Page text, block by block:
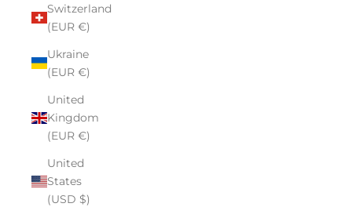
Switzerland
(EUR €)
Ukraine
(EUR €)
United
Kingdom
(EUR €)
United
States
(USD $)